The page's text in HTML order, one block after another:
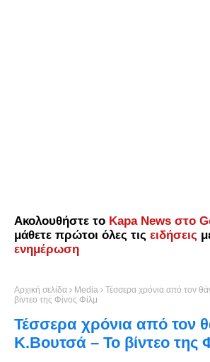
Ακολουθήστε το Kapa News στο
μάθετε πρώτοι όλες τις ειδήσεις
ενημέρωση
Αρχική σελίδα Media
Τέσσερα χρόνια από τον
βίντεο της Φίνος Φίλμ
Τέσσερα χρόνια από τον
Κ.Βουτσά – Το βίντεο της